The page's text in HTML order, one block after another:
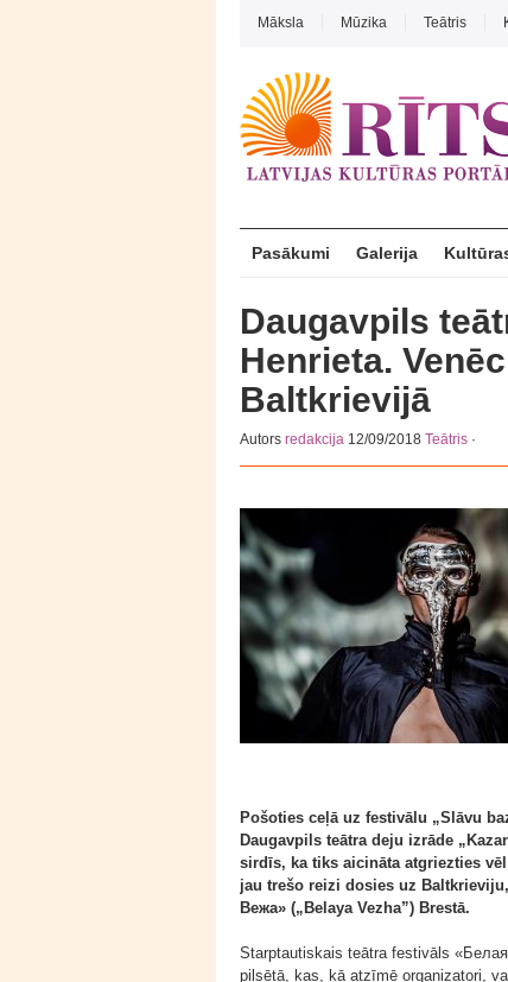
Māksla Mūzika Teātris
Pasākumi Galerija
Daugavpils
Henrieta.
Baltkrievijā
Autors redakcija 12/09/2018 Teātris ·
Pošoties ceļā uz festivālu „Slāvu
Daugavpils teātra deju izrāde
sirdīs, ka tiks aicināta atgriezties
jau trešo reizi dosies uz
Вежа» („Belaya Vezha”) Brestā.
Starptautiskais teātra festivāls
pilsētā, kas, kā atzīmē organizatori,